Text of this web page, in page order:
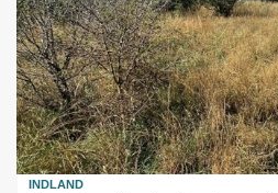
INDLAND